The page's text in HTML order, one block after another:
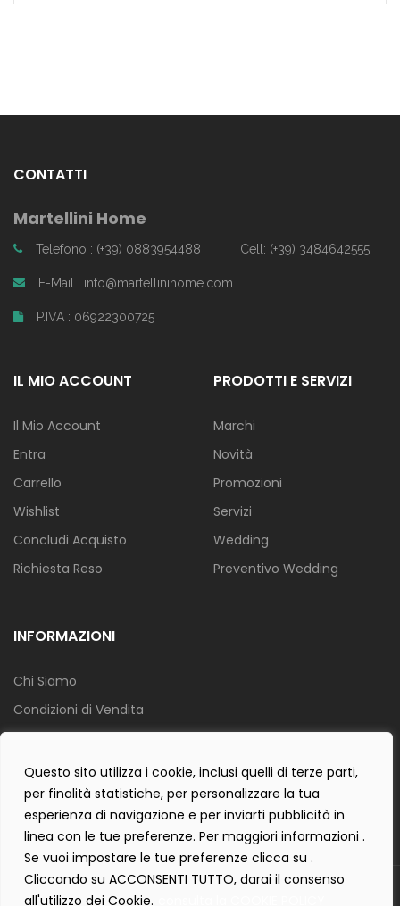
Questo sito utilizza i cookie, inclusi quelli di terze parti,
per finalità statistiche, per personalizzare la tua
esperienza di navigazione e per inviarti pubblicità in
linea con le tue preferenze. Per maggiori informazioni .
Se vuoi impostare le tue preferenze clicca su .
Cliccando su ACCONSENTI TUTTO, darai il consenso
all'utilizzo dei Cookie.
CONTATTI
Martellini Home
Telefono : (+39) 0883954488 Cell: (+39) 3484642555
E-Mail : info@martellinihome.com
P.IVA : 06922300725
IL MIO ACCOUNT
Il Mio Account
Entra
Carrello
Wishlist
Concludi Acquisto
Richiesta Reso
PRODOTTI E SERVIZI
Marchi
Novità
Promozioni
Servizi
Wedding
Preventivo Wedding
INFORMAZIONI
Chi Siamo
Condizioni di Vendita
Privacy Policy
Cookie Policy
Contact Form Policy
Tecnostudio di Martellini Nicoletta